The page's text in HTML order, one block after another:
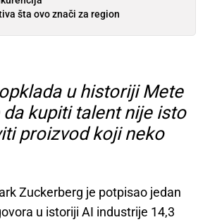
šta ovo znači za region
u historiji Mete
kupiti talent nije isto
proizvod koji neko
Zuckerberg je potpisao jedan
u istoriji AI industrije 14,3